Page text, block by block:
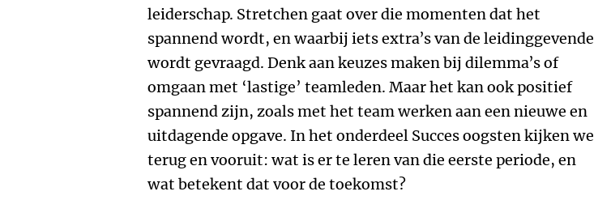
leiderschap. Stretchen gaat over die momenten dat het
spannend wordt, en waarbij iets extra’s van de leidinggevende
wordt gevraagd. Denk aan keuzes maken bij dilemma’s of
omgaan met ‘lastige’ teamleden. Maar het kan ook positief
spannend zijn, zoals met het team werken aan een nieuwe en
uitdagende opgave. In het onderdeel Succes oogsten kijken we
terug en vooruit: wat is er te leren van die eerste periode, en
wat betekent dat voor de toekomst?